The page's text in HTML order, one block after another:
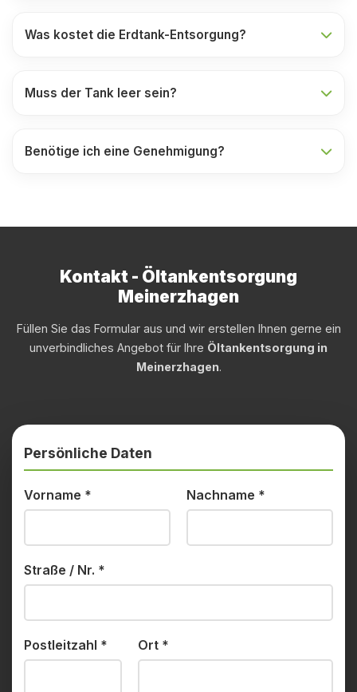
Was kostet die Erdtank-Entsorgung?
Muss der Tank leer sein?
Benötige ich eine Genehmigung?
Kontakt - Öltankentsorgung
Meinerzhagen
Füllen Sie das Formular aus und wir erstellen Ihnen gerne ein
unverbindliches Angebot für Ihre Öltankentsorgung in
Meinerzhagen.
Persönliche Daten
Vorname * Nachname *
Straße / Nr. *
Postleitzahl * Ort *